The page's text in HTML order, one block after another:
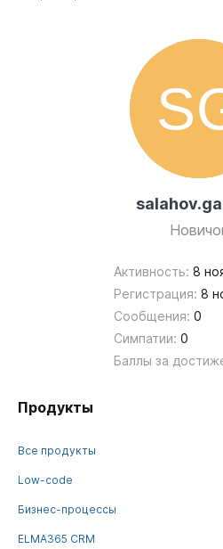
Активность: 8
Регистрация: 8
Сообщения: 0
Симпатии: 0
Баллы за
Продукты
Все продукты
Low-code
Бизнес-процессы
ELMA365 CRM